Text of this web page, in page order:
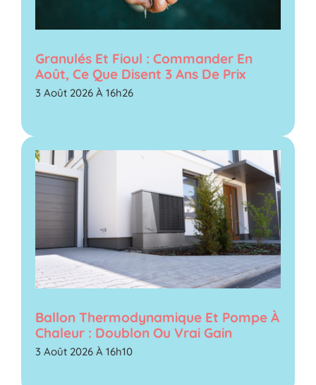
Granulés Et Fioul : Commander En
Août, Ce Que Disent 3 Ans De Prix
3 Août 2026 À 16h26
Ballon Thermodynamique Et Pompe À
Chaleur : Doublon Ou Vrai Gain
3 Août 2026 À 16h10